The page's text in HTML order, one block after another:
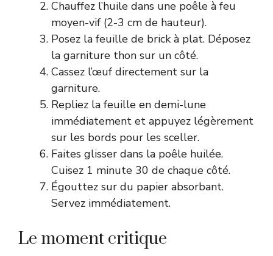
Chauffez l’huile dans une poêle à feu
moyen-vif (2-3 cm de hauteur).
Posez la feuille de brick à plat. Déposez
la garniture thon sur un côté.
Cassez l’œuf directement sur la
garniture.
Repliez la feuille en demi-lune
immédiatement et appuyez légèrement
sur les bords pour les sceller.
Faites glisser dans la poêle huilée.
Cuisez 1 minute 30 de chaque côté.
Égouttez sur du papier absorbant.
Servez immédiatement.
Le moment critique